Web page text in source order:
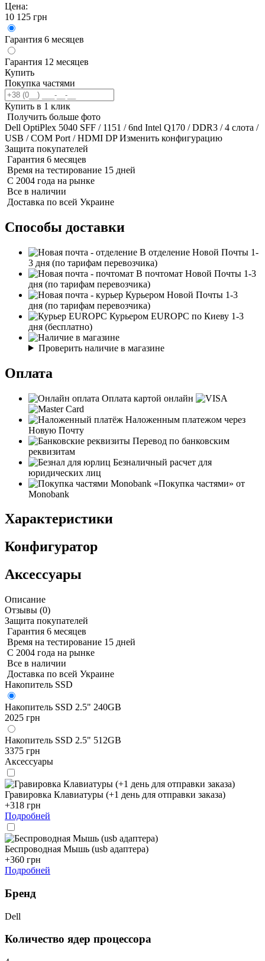
Цена:
10 125 грн
Гарантия 6 месяцев
Гарантия 12 месяцев
Купить
Покупка частями
Купить в 1 клик
Получить больше фото
Dell OptiPlex 5040 SFF / 1151 / 6nd Intel Q170 / DDR3 / 4 слота /
USB / COM Port / HDMI DPИзменить конфигурацию
Защита покупателей
Гарантия 6 месяцев
Время на тестирование 15 дней
С 2004 года на рынке
Все в наличии
Доставка по всей Украине
Способы доставки
В отделение Новой Почты 1-
3 дня (по тарифам перевозчика)
В почтомат Новой Почты 1-3
дня (по тарифам перевозчика)
Курьером Новой Почты 1-3
дня (по тарифам перевозчика)
Курьером EUROPC по Киеву 1-3
дня (бесплатно)
Проверить наличие в магазине
Оплата
Оплата картой онлайн
Наложенным платежом через
Новую Почту
Перевод по банковским
реквизитам
Безналичный расчет для
юридических лиц
«Покупка частями» от
Monobank
Характеристики
Конфигуратор
Аксессуары
Описание
Отзывы (0)
Защита покупателей
Гарантия 6 месяцев
Время на тестирование 15 дней
С 2004 года на рынке
Все в наличии
Доставка по всей Украине
Накопитель SSD
Накопитель SSD 2.5" 240GB
2025 грн
Накопитель SSD 2.5" 512GB
3375 грн
Аксессуары
Гравировка Клавиатуры (+1 день для отправки заказа)
+318 грн
Подробней
Беспроводная Мышь (usb адаптера)
+360 грн
Подробней
Бренд
Dell
Количество ядер процессора